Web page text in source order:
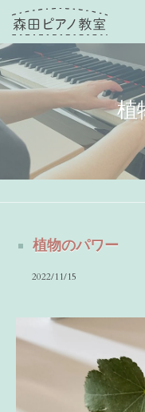
植
植物のパワー
2022/11/15